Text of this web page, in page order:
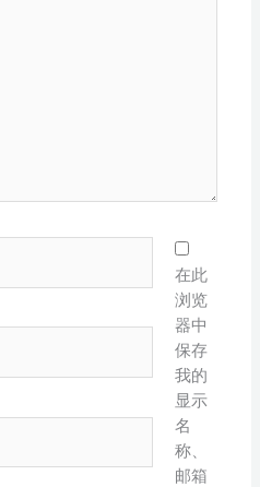
在此
浏览
器中
保存
我的
显示
名
称、
邮箱